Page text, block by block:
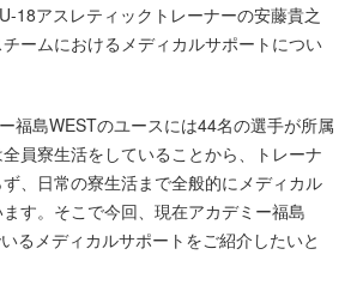
18アスレティックトレーナーの安藤貴之
ームにおけるメディカルサポートについ
福島WESTのユースには44名の選手が所属
員寮生活をしていることから、トレーナ
、日常の寮生活まで全般的にメディカル
す。そこで今回、現在アカデミー福島
るメディカルサポートをご紹介したいと